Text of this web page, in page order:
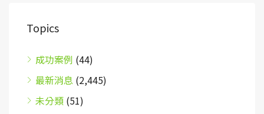
Topics
成功案例 (44)
最新消息 (2,445)
未分類 (51)